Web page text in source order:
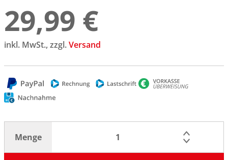
29,99 €
inkl. MwSt., zzgl.Versand
Menge